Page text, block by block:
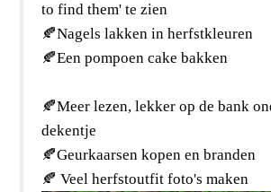
to find them' te zien
🍂Nagels lakken in herfstkleuren
🍂Een pompoen cake bakken
🍂Meer lezen, lekker op de bank
dekentje
🍂Geurkaarsen kopen en branden
🍂 Veel herfstoutfit foto's maken